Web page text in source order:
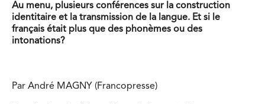
Au menu, plusieurs conférences sur la construction
identitaire et la transmission de la langue. Et si le
français était plus que des phonèmes ou des
intonations?
Par André MAGNY (Francopresse)